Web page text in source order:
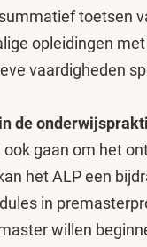
toetsen
opleidingen
vaardigheden
de
gaan om het
het ALP een
in
willen